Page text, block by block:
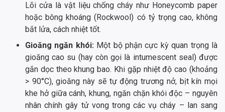
Lõi cửa là vật liệu chống cháy như Honeycomb paper
hoặc bông khoáng (Rockwool) có tỷ trọng cao, không
bắt lửa, cách nhiệt tốt.
Gioăng ngăn khói: Một bộ phận cực kỳ quan trọng là
gioăng cao su (hay còn gọi là intumescent seal) được
gắn dọc theo khung bao. Khi gặp nhiệt độ cao (khoảng
> 90°C), gioăng này sẽ tự động trương nở, bịt kín mọi
khe hở giữa cánh, khung, ngăn chặn khói độc – nguyên
nhân chính gây tử vong trong các vụ cháy – lan sang